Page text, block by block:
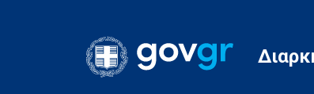
Gov.gr